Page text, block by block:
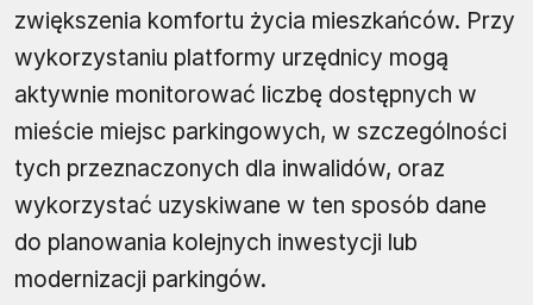
zwiększenia komfortu życia mieszkańców. Przy
wykorzystaniu platformy urzędnicy mogą
aktywnie monitorować liczbę dostępnych w
mieście miejsc parkingowych, w szczególności
tych przeznaczonych dla inwalidów, oraz
wykorzystać uzyskiwane w ten sposób dane
do planowania kolejnych inwestycji lub
modernizacji parkingów.